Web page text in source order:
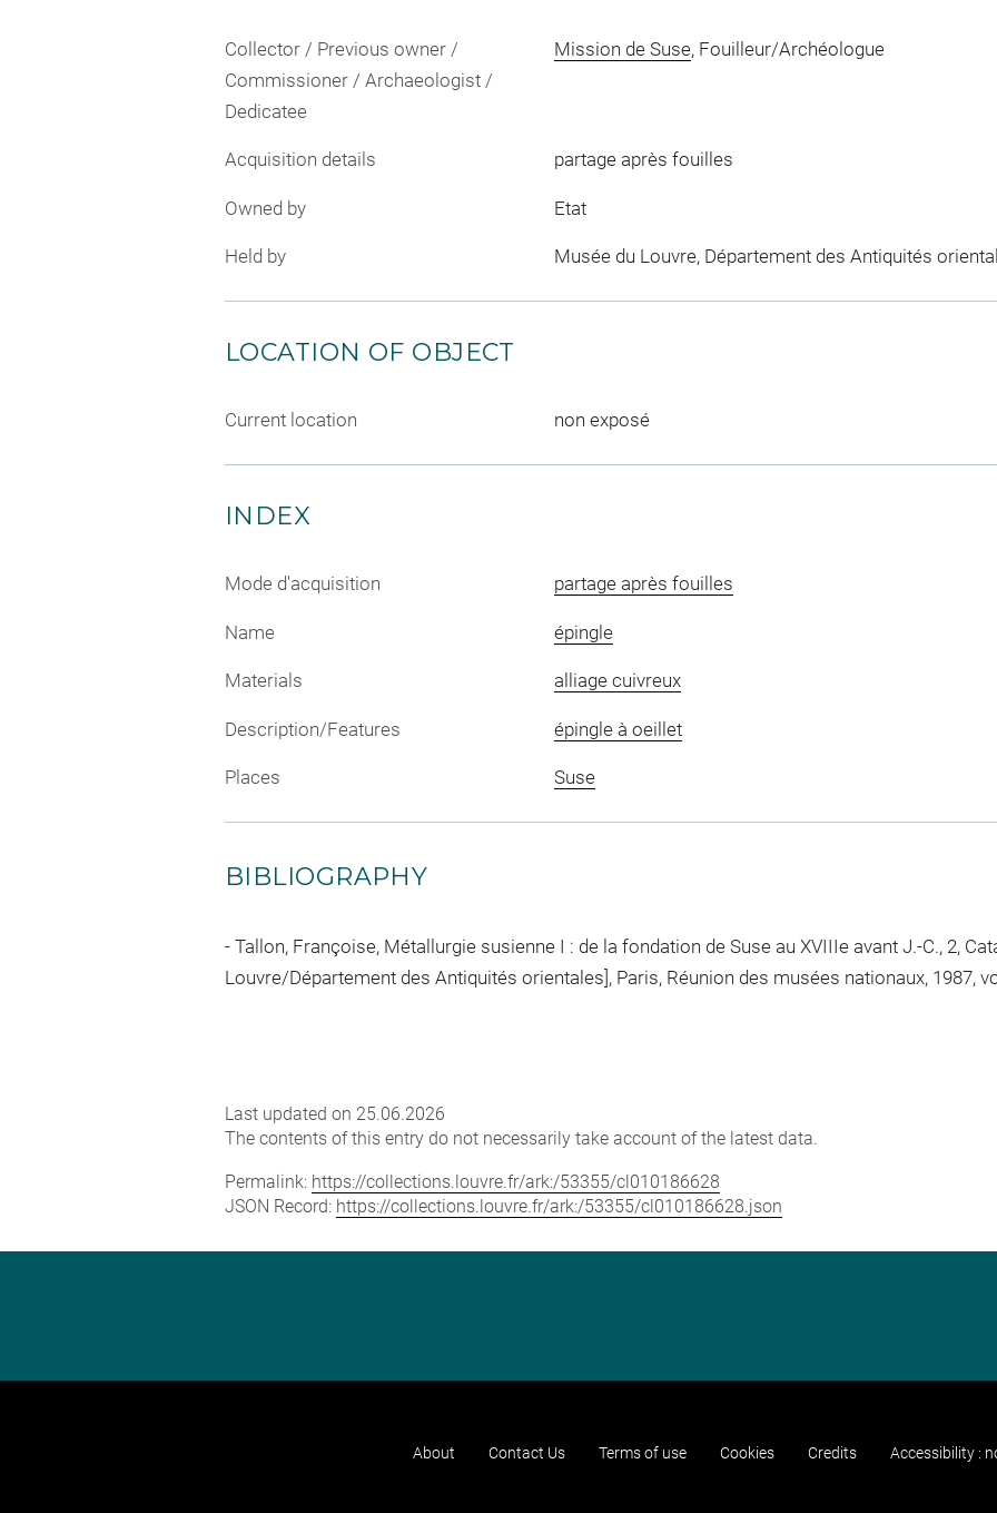
Collector / Previous owner /
Commissioner / Archaeologist /
Dedicatee
Mission de Suse, Fouilleur/Archéologue
Acquisition details partage après fouilles
Owned by Etat
Held by Musée du Louvre, Département des Antiquités
LOCATION OF OBJECT
Current location non exposé
INDEX
Mode d'acquisition partage après fouilles
Name épingle
Materials alliage cuivreux
Description/Features épingle à oeillet
Places Suse
BIBLIOGRAPHY
Tallon, Françoise, Métallurgie susienne I : de la fondation de Suse au XVIIIe avant J.-C., 2,
Louvre/Département des Antiquités orientales], Paris, Réunion des musées nationaux, 1987,
Last updated on 25.06.2026
The contents of this entry do not necessarily take account of the latest data.
Permalink: https://collections.louvre.fr/ark:/53355/cl010186628
JSON Record: https://collections.louvre.fr/ark:/53355/cl010186628.json
About Contact Us Terms of use Cookies Credits Accessibility :